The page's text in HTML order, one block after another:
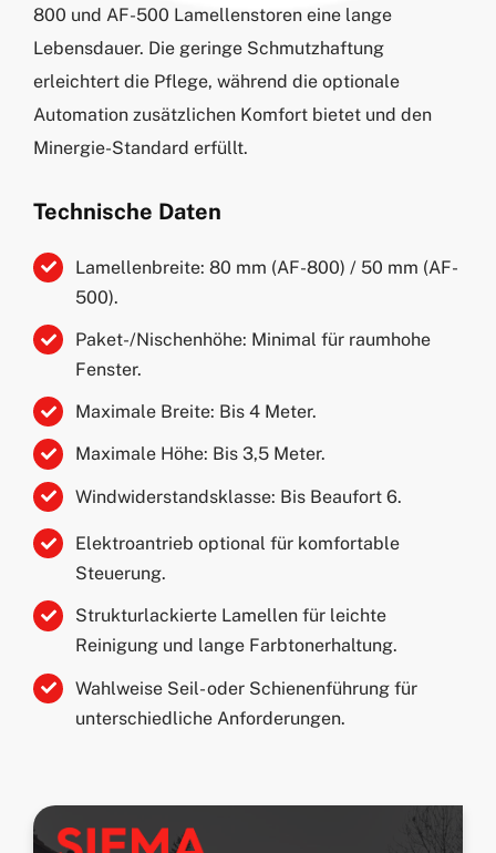
800 und AF-500 Lamellenstoren eine lange
Lebensdauer. Die geringe Schmutzhaftung
erleichtert die Pflege, während die optionale
Automation zusätzlichen Komfort bietet und den
Minergie-Standard erfüllt.
Technische Daten
Lamellenbreite: 80 mm (AF-800) / 50 mm (AF-
500).
Paket-/Nischenhöhe: Minimal für raumhohe
Fenster.
Maximale Breite: Bis 4 Meter.
Maximale Höhe: Bis 3,5 Meter.
Windwiderstandsklasse: Bis Beaufort 6.
Elektroantrieb optional für komfortable
Steuerung.
Strukturlackierte Lamellen für leichte
Reinigung und lange Farbtonerhaltung.
Wahlweise Seil- oder Schienenführung für
unterschiedliche Anforderungen.